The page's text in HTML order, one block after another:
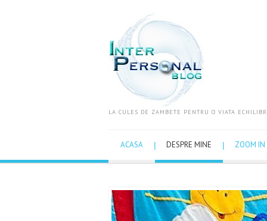
LA CULES DE ZAMBETE PENTRU O VIATA
ACASA DESPRE MINE ZOOM IN